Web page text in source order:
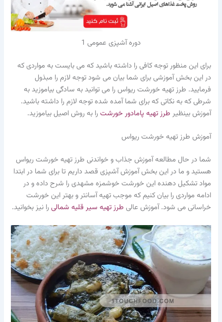
دوره آشپزی عمومی 1
برای این منظور توجه کافی را داشته باشید که می بایست به مواردی که
در این بخش آموزشی برای شما بیان می شود توجه لازم را مبذول
فرمایید. طرز تهیه خورشت ریواس را می توانید به سادگی بیاموزید به
شرطی که به نکاتی که برای شما آمده شده توجه لازم را داشته باشید.
آموزش بینظیر طرز تهیه پامادور خورشترا به روش اصیل بیاموزید.
آموزش طرز تهیه خورشت ریواس
شما در حال مطالعه آموزش جذاب و خواندنی طرز تهیه خورشت ریواس
هستید و ما در این بخش آموزش آشپزی قصد داریم تا برای شما در ابتدا
مواد تشکیل دهنده این خورشت خوشمزه مشهدی را شرح داده و در
ادامه مواردی را بیان کنیم که موجب تهیه آسانتر و بهتر این خورشت
خراسانی می شود. آموزش عالی طرز تهیه سیر قلیه شمالیرا نیز بخوانید.